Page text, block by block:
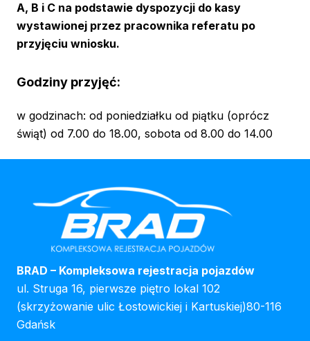
A, B i C na podstawie dyspozycji do kasy
wystawionej przez pracownika referatu po
przyjęciu wniosku.
Godziny przyjęć:
w godzinach: od poniedziałku od piątku (oprócz
świąt) od 7.00 do 18.00, sobota od 8.00 do 14.00
BRAD – Kompleksowa rejestracja pojazdów
ul. Struga 16, pierwsze piętro lokal 102
(skrzyżowanie ulic Łostowickiej i Kartuskiej)80-116
Gdańsk